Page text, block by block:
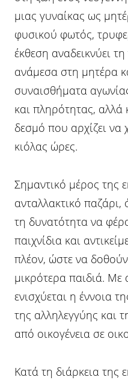
μιας γυναίκας ως
φυσικού φωτός,
έκθεση αναδεικνύει
ανάμεσα στη μητέρα
συναισθήματα
και πληρότητας, αλλά
δεσμό που αρχίζει να
κιόλας ώρες.
Σημαντικό μέρος της
ανταλλακτικό
τη δυνατότητα να
παιχνίδια και
πλέον, ώστε να δοθούν
μικρότερα παιδιά. Με
ενισχύεται η έννοια
της αλληλεγγύης και
από οικογένεια σε
Κατά τη διάρκεια